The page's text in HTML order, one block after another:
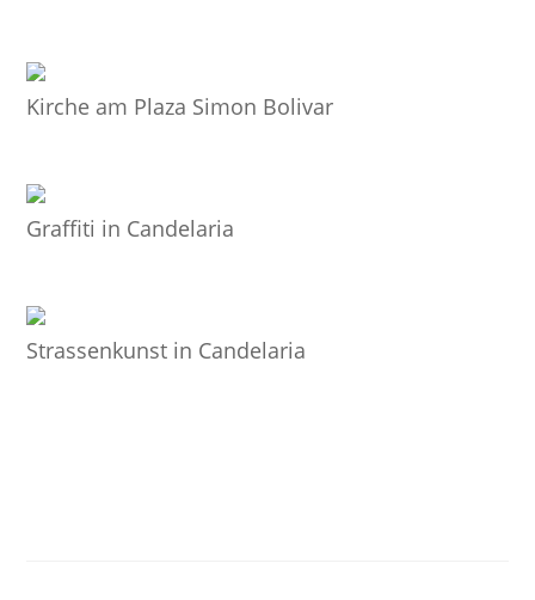
Kirche am Plaza Simon Bolivar
Graffiti in Candelaria
Strassenkunst in Candelaria